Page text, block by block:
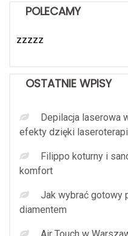
POLECAMY
zzzzz
OSTATNIE WPISY
Depilacja laserowa
efekty dzięki
Filippo koturny i
komfort
Jak wybrać gotowy
diamentem